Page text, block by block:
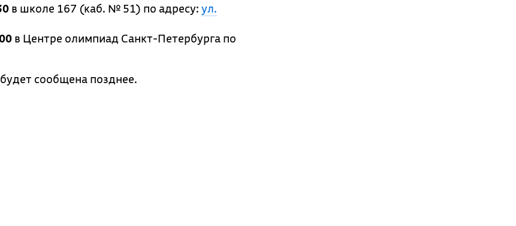
в школе 167 (каб. № 51) по адресу: ул.
в Центре олимпиад Санкт-Петербурга по
сообщена позднее.